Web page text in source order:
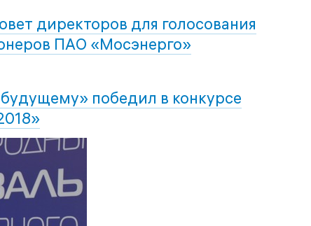
директоров для голосования
ПАО «Мосэнерго»
победил в конкурсе